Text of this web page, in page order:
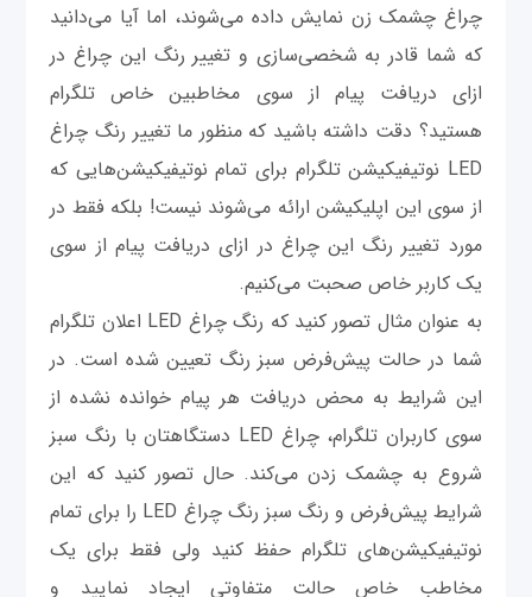
چراغ چشمک زن نمایش داده می‌شوند، اما آیا می‌دانید
که شما قادر به شخصی‌سازی و تغییر رنگ این چراغ در
ازای دریافت پیام از سوی مخاطبین خاص تلگرام
هستید؟ دقت داشته باشید که منظور ما تغییر رنگ چراغ
LED نوتیفیکیشن تلگرام برای تمام نوتیفیکیشن‌هایی که
از سوی این اپلیکیشن ارائه می‌شوند نیست! بلکه فقط در
مورد تغییر رنگ این چراغ در ازای دریافت پیام از سوی
یک کاربر خاص صحبت می‌کنیم.
به عنوان مثال تصور کنید که رنگ چراغ LED اعلان تلگرام
شما در حالت پیش‌فرض سبز رنگ تعیین شده است. در
این شرایط به محض دریافت هر پیام خوانده نشده از
سوی کاربران تلگرام، چراغ LED دستگاهتان با رنگ سبز
شروع به چشمک زدن می‌کند. حال تصور کنید که این
شرایط پیش‌فرض و رنگ سبز رنگ چراغ LED را برای تمام
نوتیفیکیشن‌های تلگرام حفظ کنید ولی فقط برای یک
مخاطب خاص حالت متفاوتی ایجاد نمایید و